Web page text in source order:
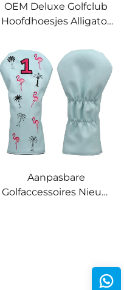
OEM Deluxe Golfclub
Hoofdhoesjes Alligator
Hoofdhoesje Golf Driver
Hoofdhoes
Aanpasbare
Golfaccessoires Nieuw